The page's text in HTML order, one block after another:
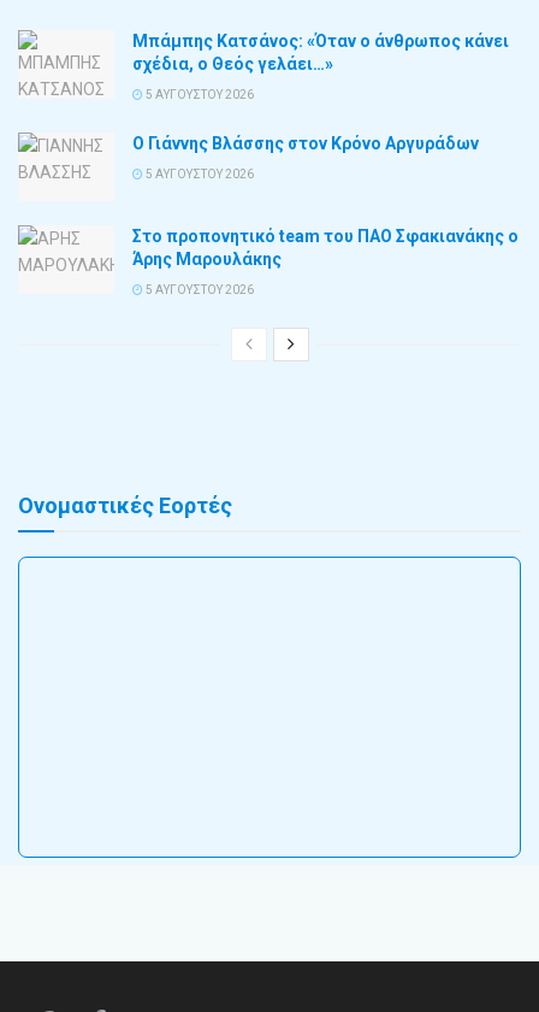
Μπάμπης Κατσάνος: «Όταν ο άνθρωπος κάνει
σχέδια, ο Θεός γελάει…»
5 ΑΥΓΟΎΣΤΟΥ 2026
Ο Γιάννης Βλάσσης στον Κρόνο Αργυράδων
5 ΑΥΓΟΎΣΤΟΥ 2026
Στο προπονητικό team του ΠΑΟ Σφακιανάκης ο
Άρης Μαρουλάκης
5 ΑΥΓΟΎΣΤΟΥ 2026
Ονομαστικές Εορτές